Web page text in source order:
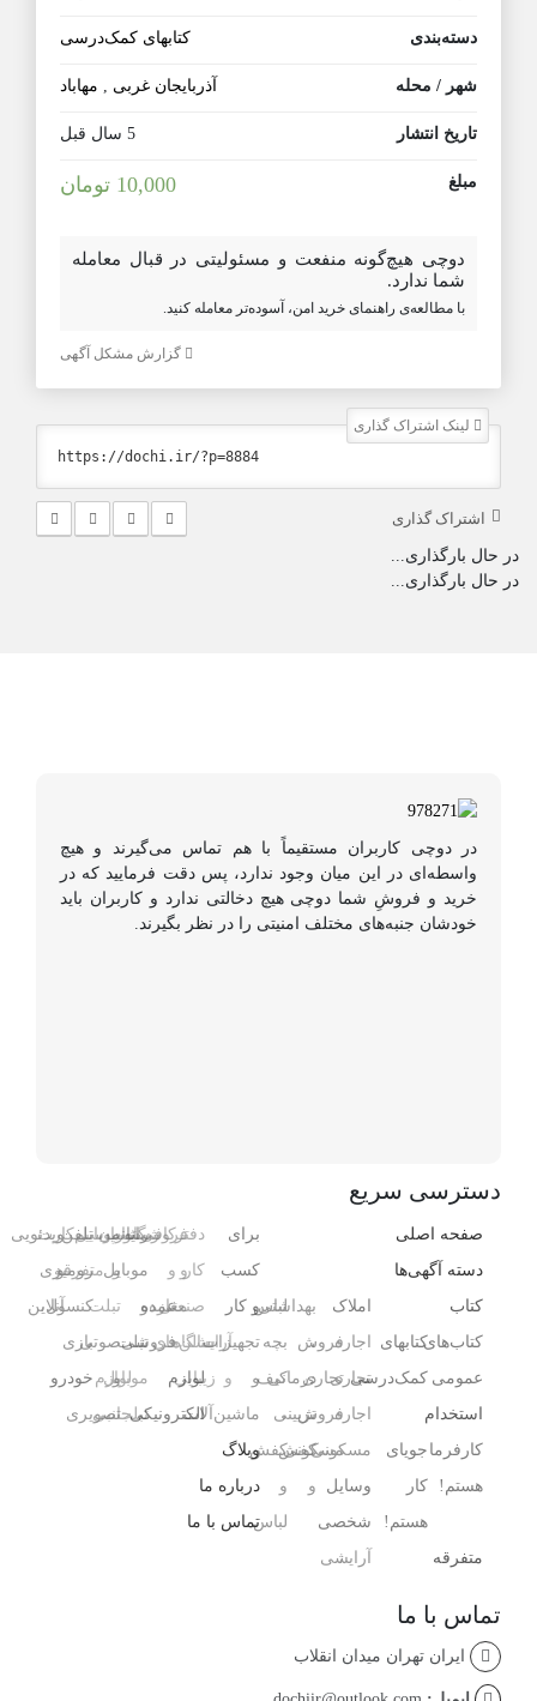
دسته‌بندی کتابهای کمک‌درسی
شهر / محله آذربایجان غربی مهاباد
تاریخ انتشار 5 سال قبل
مبلغ 10,000 تومان
دوچی هیچ‌گونه منفعت و مسئولیتی در قبال معامله
شما ندارد.
با مطالعه‌ی راهنمای خرید امن، آسوده‌تر معامله کنید.
گزارش مشکل آگهی
لینک اشتراک گذاری
اشتراک گذاری
در حال بارگذاری...
در حال بارگذاری...
در دوچی کاربران مستقیماً با هم تماس می‌گیرند و هیچ
واسطه‌ای در این میان وجود ندارد، پس دقت فرمایید که در
خرید و فروشِ شما دوچی هیچ دخالتی ندارد و کاربران باید
خودشان جنبه‌های مختلف امنیتی را در نظر بگیرند.
دسترسی سریع
صفحه اصلی
دسته آگهی‌ها
کتاب
کتاب‌های
عمومی
کتابهای
کمک‌درسی
استخدام
کارفرما
هستم!
جویای
کار
هستم!
متفرقه
املاک
اجاره
تجاری
اجاره
مسکونی
فروش
تجاری
فروش
مسکونی
وسایل
شخصی
آرایشی ،
بهداشتی
،
درمانی
تزیینی
کفش
و
لباس
بچه
کیف
،
کفش
و
لباس
برای
کسب
و کار
تجهیزات
و
ماشین‌آلات
آرایشگاه
و
سالن‌های
زیبایی
دفتر
کار
صنعتی
فروشگاه
و
مغازه
کافی‌شاپ
و
رستوران
عمده
فروشی
لوازم
الکترونیکی
رایانه
موبایل
و
تبلت
موبایل
تبلت
لوازم
جانبی
موبایل
و
تبلت
سیم‌کارت
متفرقه
صوتی
و
تصویری
تلفن
رومیزی
کنسول،
بازی‌
ویدئویی
و
آنلاین
خودرو
وبلاگ
درباره ما
تماس با ما
تماس با ما
ایران تهران میدان انقلاب